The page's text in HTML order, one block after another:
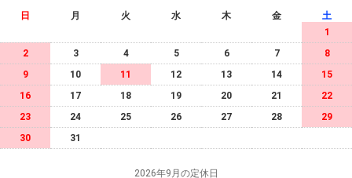
日 月 火 水 木 金
土
1
2
3 4 5 6 7
8
9
10 11 12 13 14
15
16
17 18 19 20 21
22
23
24 25 26 27 28
29
30
31
2026年9月の定休日